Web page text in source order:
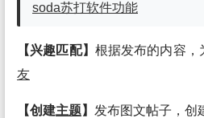
soda苏打软件功能
【兴趣匹配】 根据发布的内容，
友
【创建主题】 发布图文帖子，创